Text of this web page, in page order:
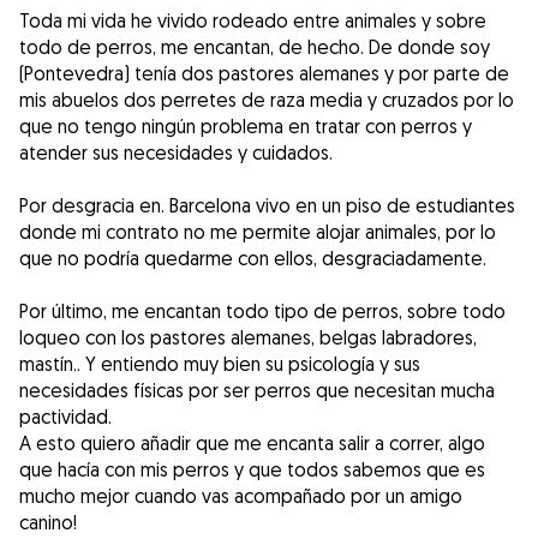
Toda mi vida he vivido rodeado entre animales y sobre
todo de perros, me encantan, de hecho. De donde soy
(Pontevedra) tenía dos pastores alemanes y por parte de
mis abuelos dos perretes de raza media y cruzados por lo
que no tengo ningún problema en tratar con perros y
atender sus necesidades y cuidados.
Por desgracia en. Barcelona vivo en un piso de estudiantes
donde mi contrato no me permite alojar animales, por lo
que no podría quedarme con ellos, desgraciadamente.
Por último, me encantan todo tipo de perros, sobre todo
loqueo con los pastores alemanes, belgas labradores,
mastín.. Y entiendo muy bien su psicología y sus
necesidades físicas por ser perros que necesitan mucha
pactividad.
A esto quiero añadir que me encanta salir a correr, algo
que hacía con mis perros y que todos sabemos que es
mucho mejor cuando vas acompañado por un amigo
canino!